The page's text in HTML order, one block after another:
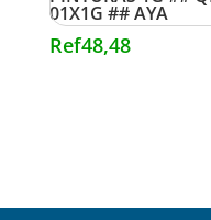
01X1G ## AYA
Ref48,48